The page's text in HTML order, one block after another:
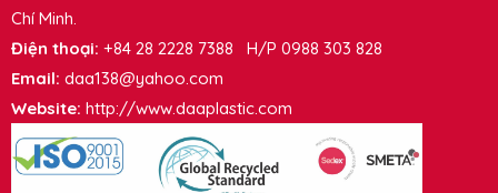
Chí Minh.
Điện thoại: +84 28 2228 7388 H/P 0988 303 828
Email: daa138@yahoo.com
Website: http://www.daaplastic.com